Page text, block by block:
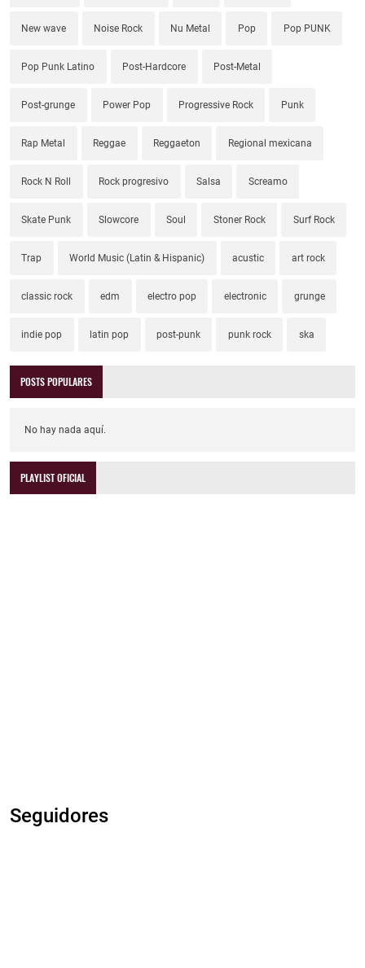
New wave Noise Rock Nu Metal Pop Pop PUNK
Pop Punk Latino Post-Hardcore Post-Metal
Post-grunge Power Pop Progressive Rock Punk
Rap Metal Reggae Reggaeton Regional mexicana
Rock N Roll Rock progresivo Salsa Screamo
Skate Punk Slowcore Soul Stoner Rock Surf Rock
Trap World Music (Latin & Hispanic) acustic art rock
classic rock edm electro pop electronic grunge
indie pop latin pop post-punk punk rock ska
POSTS POPULARES
No hay nada aquí.
PLAYLIST OFICIAL
Seguidores